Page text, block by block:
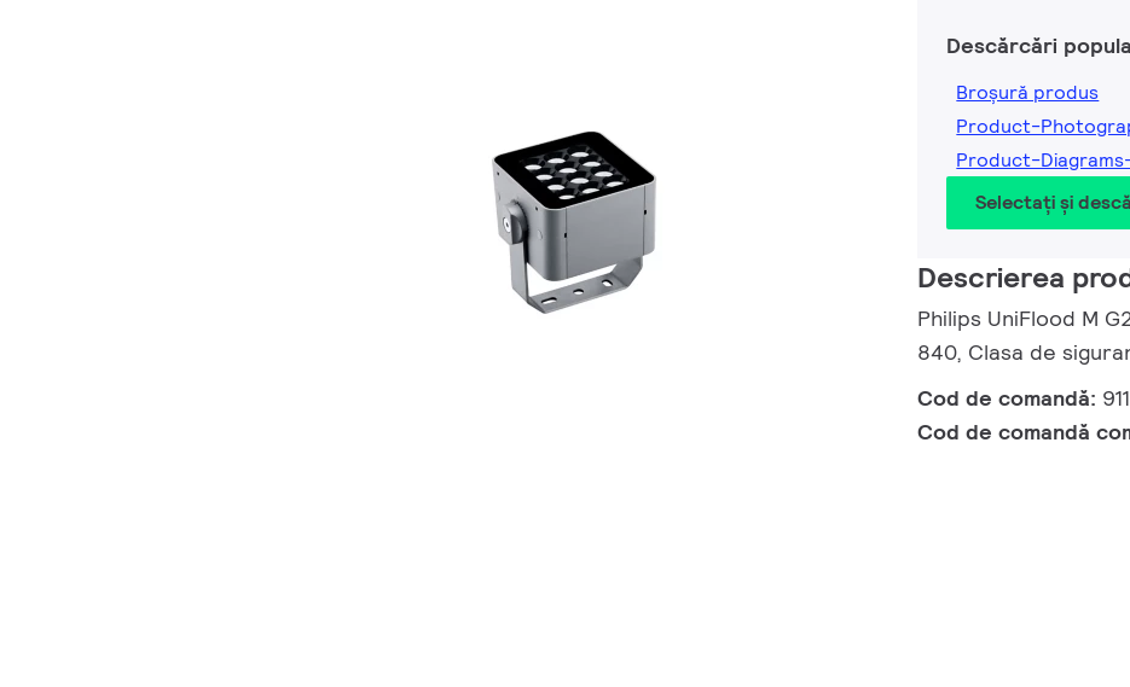
Descărcări
Broșură produs
Product-
Product-Diagrams-
Selectați și
Descrierea
Philips UniFlood M
840, Clasa de
Cod de comandă:
Cod de comandă